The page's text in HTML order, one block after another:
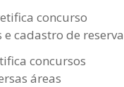
concurso
cadastro de reserva
concursos
áreas